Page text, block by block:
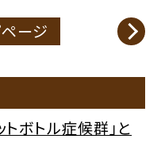
ージ
ボトル症候群」と